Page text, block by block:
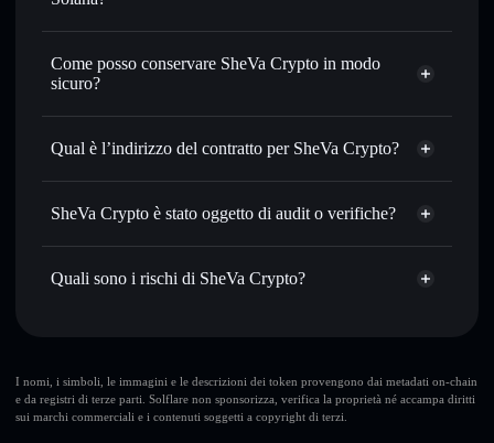
prezzo desiderato di SHEVA
Usare il DCA
SHEVA nel tempo
Inviare in modo riservato
— trasferisci SHEVA senza
collegare pubblicamente i wallet usando l’Aggregatore di
privacy incorporato di Solflare
Monitorare in tempo reale— conosci prezzo, volume,
wallet non-custodial all’interno del quale hai il pieno ed
Aggregatore di privacy
SheVa Crypto
Come posso conservare SheVa Crypto in modo
sicuro?
SheVa Crypto
Aggregatore
Qual è l’indirizzo del contratto per SheVa Crypto?
SheVa Crypto
SheVa Crypto è stato oggetto di audit o verifiche?
SheVa Crypto non è verificato
Quali sono i rischi di SheVa Crypto?
I nomi, i simboli, le immagini e le descrizioni dei token provengono dai metadati on-chain
e da registri di terze parti. Solflare non sponsorizza, verifica la proprietà né accampa diritti
sui marchi commerciali e i contenuti soggetti a copyright di terzi.